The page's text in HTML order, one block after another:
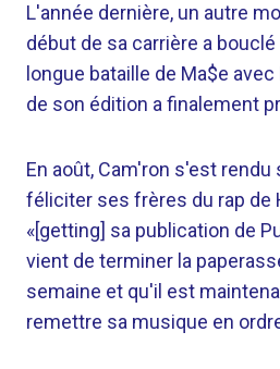
L'année dernière, un autre
début de sa carrière a
longue bataille de Ma$e
de son édition a finalement
En août, Cam'ron s'est
féliciter ses frères du rap de
«[getting] sa publication de
vient de terminer la
semaine et qu'il est
remettre sa musique en